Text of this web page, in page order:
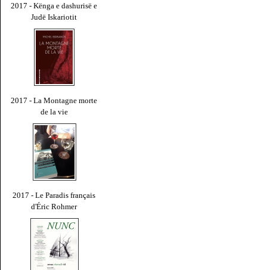
2017 - Kënga e dashurisë e
Judë Iskariotit
2017 - La Montagne morte
de la vie
2017 - Le Paradis français
d'Éric Rohmer